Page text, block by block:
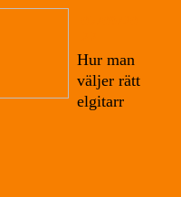
Hur man
väljer rätt
elgitarr